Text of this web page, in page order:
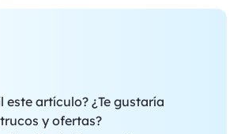
este artículo? ¿Te gustaría
y ofertas?